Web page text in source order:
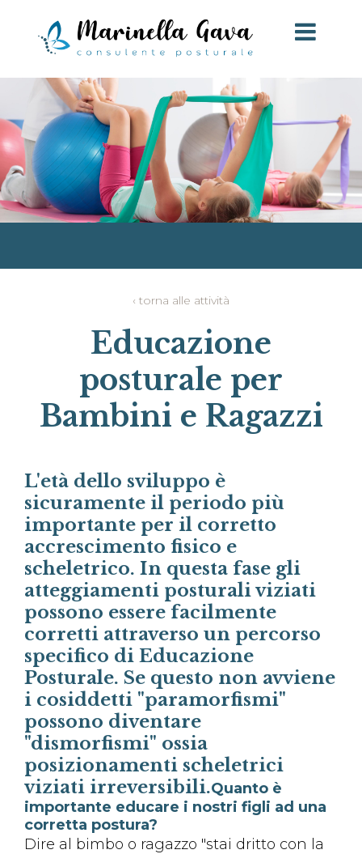
‹ torna alle attività
Educazione
posturale per
Bambini e Ragazzi
L'età dello sviluppo è
sicuramente il periodo più
importante per il corretto
accrescimento fisico e
scheletrico. In questa fase gli
atteggiamenti posturali viziati
possono essere facilmente
corretti attraverso un percorso
specifico di Educazione
Posturale. Se questo non avviene
i cosiddetti "paramorfismi"
possono diventare
"dismorfismi" ossia
posizionamenti scheletrici
viziati irreversibili.Quanto è
importante educare i nostri figli ad una
corretta postura?
Dire al bimbo o ragazzo "stai dritto con la